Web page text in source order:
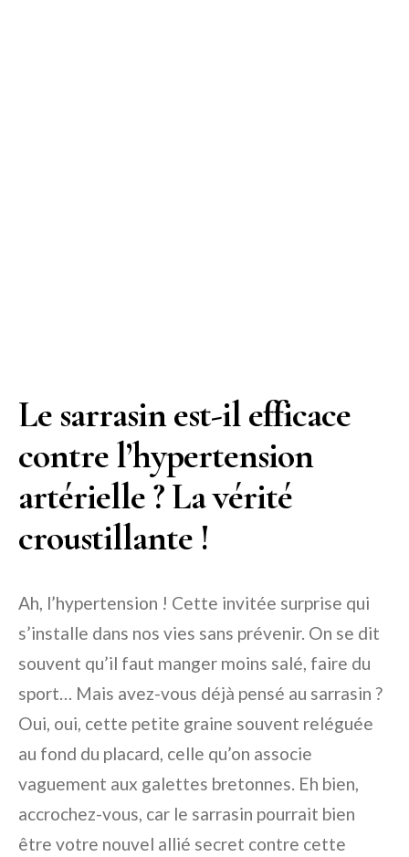
Le sarrasin est-il efficace
contre l’hypertension
artérielle ? La vérité
croustillante !
Ah, l’hypertension ! Cette invitée surprise qui
s’installe dans nos vies sans prévenir. On se dit
souvent qu’il faut manger moins salé, faire du
sport… Mais avez-vous déjà pensé au sarrasin ?
Oui, oui, cette petite graine souvent reléguée
au fond du placard, celle qu’on associe
vaguement aux galettes bretonnes. Eh bien,
accrochez-vous, car le sarrasin pourrait bien
être votre nouvel allié secret contre cette